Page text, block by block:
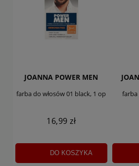
JOANNA POWER MEN
farba do włosów 01 black, 1 op
16,99 zł
DO KOSZYKA
farba